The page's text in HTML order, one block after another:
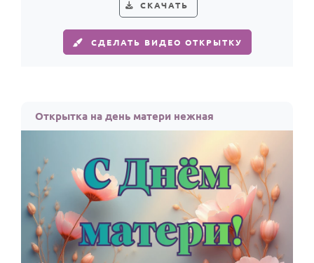
СКАЧАТЬ
СДЕЛАТЬ ВИДЕО ОТКРЫТКУ
Открытка на день матери нежная